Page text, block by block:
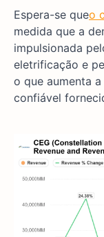
Espera-se queo
medida que a
impulsionada
eletrificação e
o que aumenta
confiável